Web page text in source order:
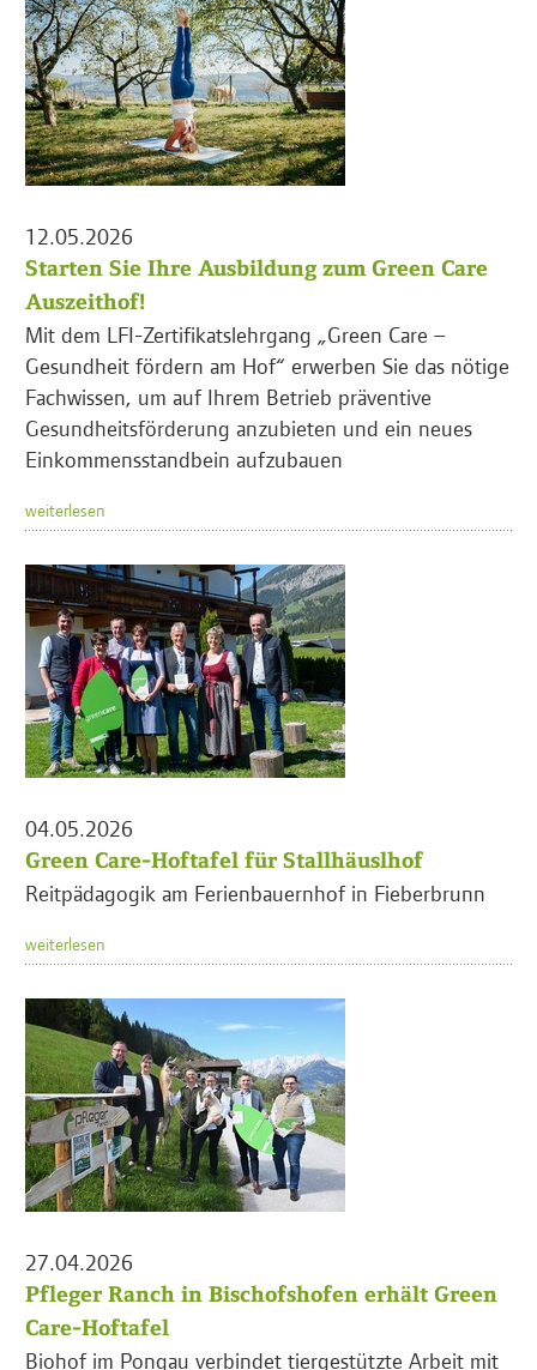
12.05.2026
Starten Sie Ihre Ausbildung zum Green Care
Auszeithof!
Mit dem LFI-Zertifikatslehrgang „Green Care –
Gesundheit fördern am Hof“ erwerben Sie das nötige
Fachwissen, um auf Ihrem Betrieb präventive
Gesundheitsförderung anzubieten und ein neues
Einkommensstandbein aufzubauen
weiterlesen
04.05.2026
Green Care-Hoftafel für Stallhäuslhof
Reitpädagogik am Ferienbauernhof in Fieberbrunn
weiterlesen
27.04.2026
Pfleger Ranch in Bischofshofen erhält Green
Care-Hoftafel
Biohof im Pongau verbindet tiergestützte Arbeit mit